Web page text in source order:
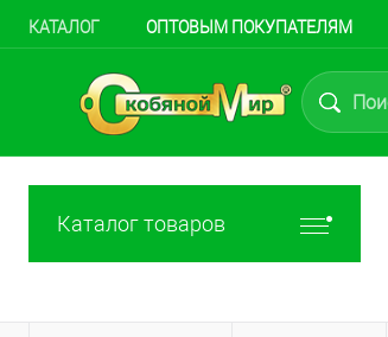
КАТАЛОГ ОПТОВЫМ ПОКУПАТЕЛЯМ
Каталог товаров